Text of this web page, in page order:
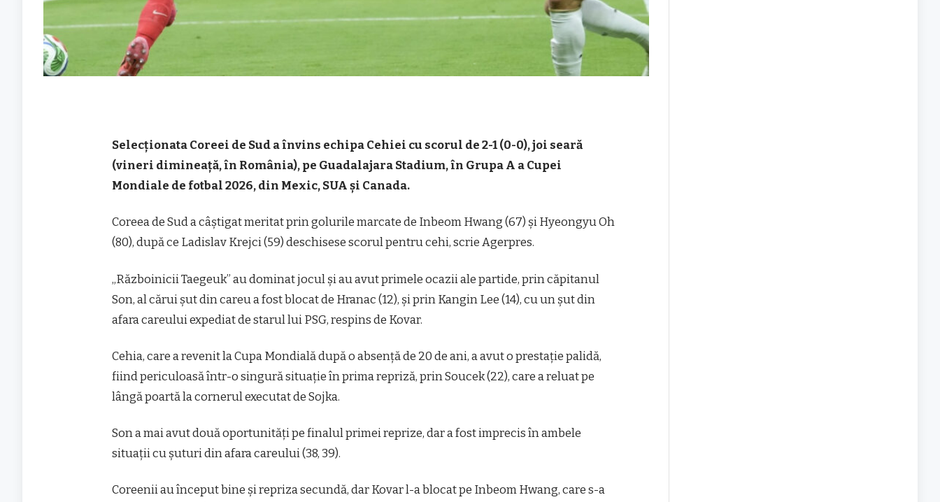
Selecţionata Coreei de Sud a învins echipa Cehiei cu scorul de 2-1 (0-0), joi seară
(vineri dimineaţă, în România), pe Guadalajara Stadium, în Grupa A a Cupei
Mondiale de fotbal 2026, din Mexic, SUA şi Canada.
Coreea de Sud a câştigat meritat prin golurile marcate de Inbeom Hwang (67) şi Hyeongyu Oh
(80), după ce Ladislav Krejci (59) deschisese scorul pentru cehi, scrie Agerpres.
„Războinicii Taegeuk” au dominat jocul şi au avut primele ocazii ale partide, prin căpitanul
Son, al cărui şut din careu a fost blocat de Hranac (12), şi prin Kangin Lee (14), cu un şut din
afara careului expediat de starul lui PSG, respins de Kovar.
Cehia, care a revenit la Cupa Mondială după o absenţă de 20 de ani, a avut o prestaţie palidă,
fiind periculoasă într-o singură situaţie în prima repriză, prin Soucek (22), care a reluat pe
lângă poartă la cornerul executat de Sojka.
Son a mai avut două oportunităţi pe finalul primei reprize, dar a fost imprecis în ambele
situaţii cu şuturi din afara careului (38, 39).
Coreenii au început bine şi repriza secundă, dar Kovar l-a blocat pe Inbeom Hwang, care s-a